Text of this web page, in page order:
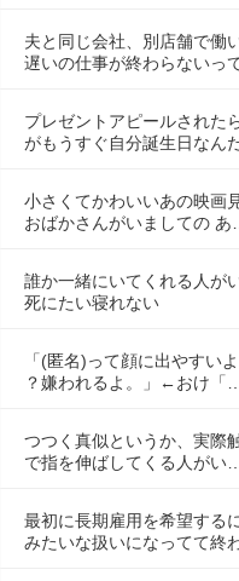
夫と同じ会社、別店舗で働
遅いの仕事が終わらないっ
プレゼントアピールされた
がもうすぐ自分誕生日なん
小さくてかわいいあの映画
おばかさんがいましての あ…
誰か一緒にいてくれる人が
死にたい寝れない
「(匿名)って顔に出やすい
？嫌われるよ。」←おけ「…
つつく真似というか、実際
で指を伸ばしてくる人がい…
最初に長期雇用を希望する
みたいな扱いになってて終